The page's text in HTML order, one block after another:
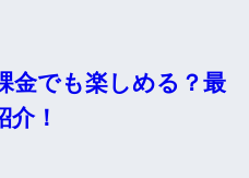
金でも楽しめる？最
！